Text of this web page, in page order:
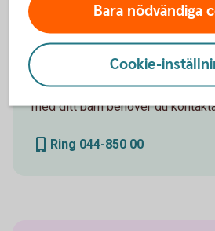
Bli medlåntagare
tillsammans med
För att få ett lånelöfte när du vill
med ditt barn behöver du
Ring 044-850 00
Bara nödvändiga
Cookie-